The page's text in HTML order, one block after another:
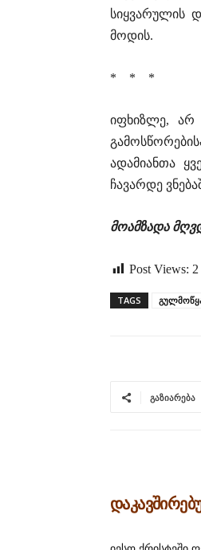
სიყვარულის
მოდის.
* * *
იფხიზლე, არ
ადამიანთა
ჩავარდე
მოამზადა
Post Views: 2
TAGS
გაზიარება